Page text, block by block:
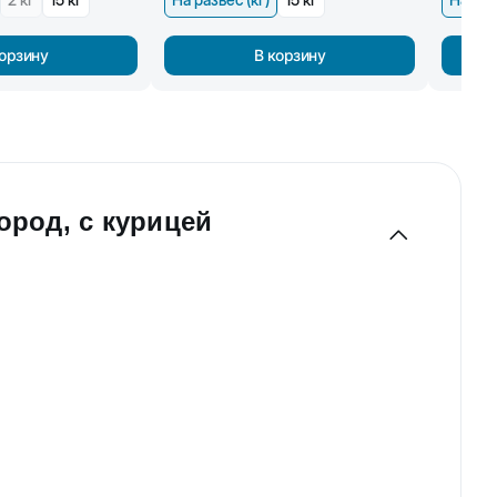
В корзину
с курицей